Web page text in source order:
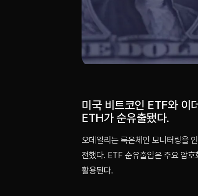
미국 비트코인 ETF와
ETH가 순유출됐다.
오데일리는 룩온체인 모니터링을
전했다. ETF 순유출입은 주요 암
활용된다.